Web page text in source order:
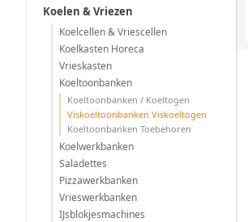
Koelen & Vriezen
Koelcellen & Vriescellen
Koelkasten Horeca
Vrieskasten
Koeltoonbanken
Koeltoonbanken / Koeltogen
Viskoeltoonbanken Viskoeltogen
Koeltoonbanken Toebehoren
Koelwerkbanken
Saladettes
Pizzawerkbanken
Vrieswerkbanken
IJsblokjesmachines